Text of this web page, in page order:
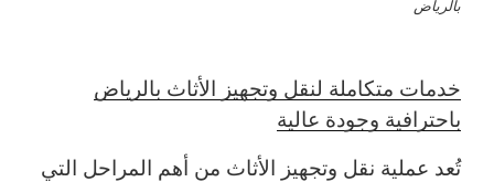
بالرياض
خدمات متكاملة لنقل وتجهيز الأثاث بالرياض
باحترافية وجودة عالية
تُعد عملية نقل وتجهيز الأثاث من أهم المراحل التي